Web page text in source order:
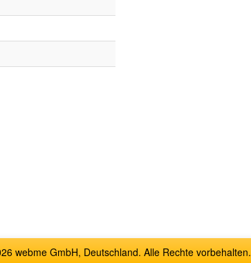
webme GmbH, Deutschland. Alle Rechte vorbehalten.